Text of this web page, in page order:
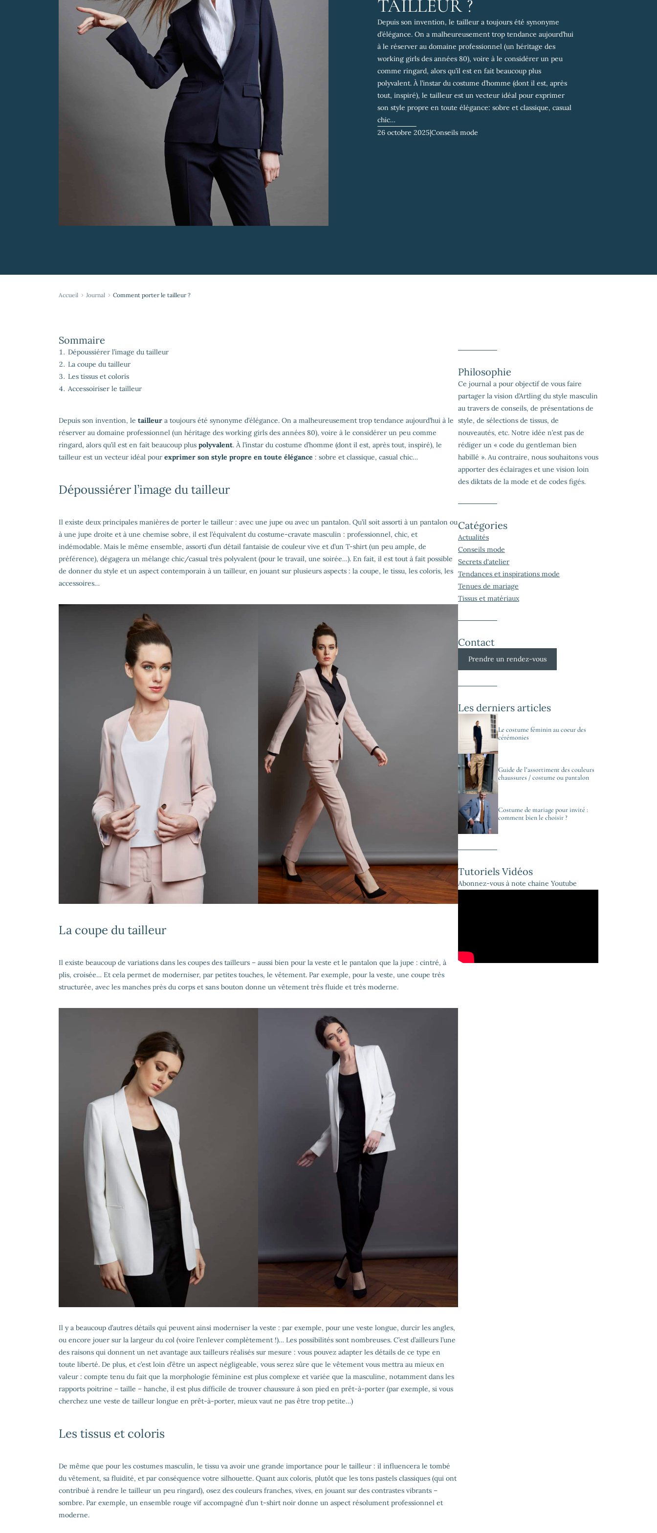
TAILLEUR ?
Depuis son invention, le tailleur a toujours été synonyme
d’élégance. On a malheureusement trop tendance aujourd’hui
à le réserver au domaine professionnel (un héritage des
working girls des années 80), voire à le considérer un peu
comme ringard, alors qu’il est en fait beaucoup plus
polyvalent. À l’instar du costume d’homme (dont il est, après
tout, inspiré), le tailleur est un vecteur idéal pour exprimer
son style propre en toute élégance: sobre et classique, casual
chic…
26 octobre 2025|Conseils mode
Accueil Journal Comment porter le tailleur ?
Sommaire
Dépoussiérer l’image du tailleur
La coupe du tailleur
Les tissus et coloris
Accessoiriser le tailleur
Depuis son invention, le tailleur a toujours été synonyme d’élégance. On a malheureusement trop tendance aujourd’hui à le
réserver au domaine professionnel (un héritage des working girls des années 80), voire à le considérer un peu comme
ringard, alors qu’il est en fait beaucoup plus polyvalent. À l’instar du costume d’homme (dont il est, après tout, inspiré), le
tailleur est un vecteur idéal pour exprimer son style propre en toute élégance : sobre et classique, casual chic…
Dépoussiérer l’image du tailleur
Il existe deux principales manières de porter le tailleur : avec une jupe ou avec un pantalon. Qu’il soit assorti à un pantalon ou
à une jupe droite et à une chemise sobre, il est l’équivalent du costume-cravate masculin : professionnel, chic, et
indémodable. Mais le même ensemble, assorti d’un détail fantaisie de couleur vive et d’un T-shirt (un peu ample, de
préférence), dégagera un mélange chic/casual très polyvalent (pour le travail, une soirée…). En fait, il est tout à fait possible
de donner du style et un aspect contemporain à un tailleur, en jouant sur plusieurs aspects : la coupe, le tissu, les coloris, les
accessoires…
La coupe du tailleur
Il existe beaucoup de variations dans les coupes des tailleurs – aussi bien pour la veste et le pantalon que la jupe : cintré, à
plis, croisée… Et cela permet de moderniser, par petites touches, le vêtement. Par exemple, pour la veste, une coupe très
structurée, avec les manches près du corps et sans bouton donne un vêtement très fluide et très moderne.
Il y a beaucoup d’autres détails qui peuvent ainsi moderniser la veste : par exemple, pour une veste longue, durcir les angles,
ou encore jouer sur la largeur du col (voire l’enlever complètement !)… Les possibilités sont nombreuses. C’est d’ailleurs l’une
des raisons qui donnent un net avantage aux tailleurs réalisés sur mesure : vous pouvez adapter les détails de ce type en
toute liberté. De plus, et c’est loin d’être un aspect négligeable, vous serez sûre que le vêtement vous mettra au mieux en
valeur : compte tenu du fait que la morphologie féminine est plus complexe et variée que la masculine, notamment dans les
rapports poitrine – taille – hanche, il est plus difficile de trouver chaussure à son pied en prêt-à-porter (par exemple, si vous
cherchez une veste de tailleur longue en prêt-à-porter, mieux vaut ne pas être trop petite…)
Les tissus et coloris
De même que pour les costumes masculin, le tissu va avoir une grande importance pour le tailleur : il influencera le tombé
du vêtement, sa fluidité, et par conséquence votre silhouette. Quant aux coloris, plutôt que les tons pastels classiques (qui ont
contribué à rendre le tailleur un peu ringard), osez des couleurs franches, vives, en jouant sur des contrastes vibrants –
sombre. Par exemple, un ensemble rouge vif accompagné d’un t-shirt noir donne un aspect résolument professionnel et
moderne.
Philosophie
Ce journal a pour objectif de vous faire
partager la vision d’Artling du style masculin
au travers de conseils, de présentations de
style, de sélections de tissus, de
nouveautés, etc. Notre idée n’est pas de
rédiger un « code du gentleman bien
habillé ». Au contraire, nous souhaitons vous
apporter des éclairages et une vision loin
des diktats de la mode et de codes figés.
Catégories
Actualités
Conseils mode
Secrets d'atelier
Tendances et inspirations mode
Tenues de mariage
Tissus et matériaux
Contact
Prendre un rendez-vous
Les derniers articles
Le costume féminin au coeur des
cérémonies
Guide de l’assortiment des couleurs
chaussures / costume ou pantalon
Costume de mariage pour invité :
comment bien le choisir ?
Tutoriels Vidéos
Abonnez-vous à note chaine Youtube